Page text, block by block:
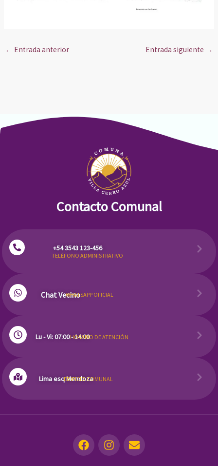
← Entrada anterior Entrada siguiente →
Contacto Comunal
+54 3543 123-456
TELÉFONO ADMINISTRATIVO
Chat VecinoWHATSAPP OFICIAL
Lu - Vi: 07:00 - 14:00HORARIO DE ATENCIÓN
Lima esq Mendoza
EDIFICIO COMUNAL
F
a
I
n
E
n